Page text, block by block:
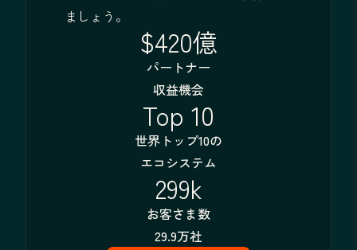
ましょう。
$420億
パートナー
収益機会
Top 10
世界トップ10の
エコシステム
299k
お客さま数
29.9万社